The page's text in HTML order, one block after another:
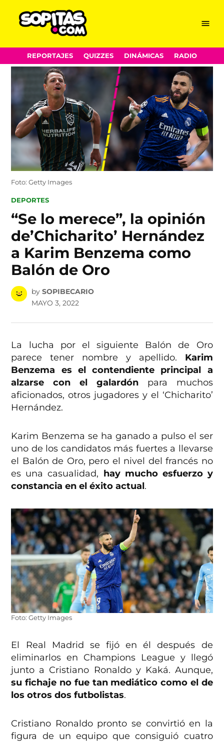
Skip
to
content
Menu
REPORTAJES QUIZZES DINÁMICAS RADIO
Foto: Getty Images
POSTED
DEPORTES
“Se lo merece”, la opinión
de’Chicharito’ Hernández
a Karim Benzema como
Balón de Oro
by SOPIBECARIO
MAYO 3, 2022
La lucha por el siguiente Balón de Oro
parece tener nombre y apellido. Karim
Benzema es el contendiente principal a
alzarse con el galardónpara muchos
aficionados, otros jugadores y el ‘Chicharito’
Hernández.
Karim Benzema se ha ganado a pulso el ser
uno de los candidatos más fuertes a llevarse
el Balón de Oro, pero el nivel del francés no
es una casualidad, hay mucho esfuerzo y
constancia en el éxito actual.
Foto: Getty Images
El Real Madrid se fijó en él después de
eliminarlos en Champions League y llegó
junto a Cristiano Ronaldo y Kaká. Aunque,
su fichaje no fue tan mediático como el de
los otros dos futbolistas.
Cristiano Ronaldo pronto se convirtió en la
figura de un equipo que consiguió cuatro